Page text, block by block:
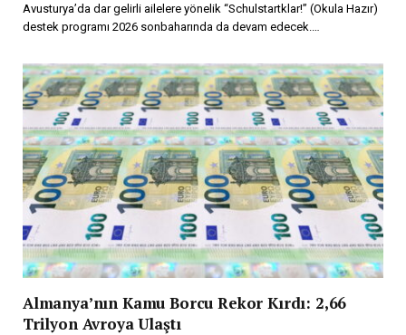
Avusturya’da dar gelirli ailelere yönelik “Schulstartklar!” (Okula Hazır)
destek programı 2026 sonbaharında da devam edecek.…
Almanya’nın Kamu Borcu Rekor Kırdı: 2,66
Trilyon Avroya Ulaştı